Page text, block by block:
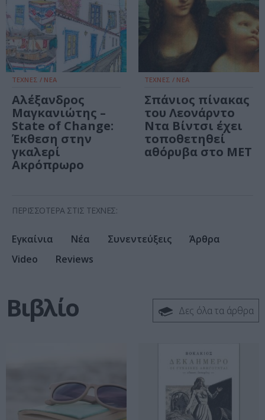
ΤΕΧΝΕΣ / ΝΕΑ
Αλέξανδρος
Μαγκανιώτης –
State of Change:
Έκθεση στην
γκαλερί
Ακρόπρωρο
ΤΕΧΝΕΣ / ΝΕΑ
Σπάνιος πίνακας
του Λεονάρντο
Ντα Βίντσι έχει
τοποθετηθεί
αθόρυβα στο MET
ΠΕΡΙΣΣΟΤΕΡΑ ΣΤΙΣ TEXNΕΣ:
Εγκαίνια Νέα Συνεντεύξεις
Άρθρα
Video
Reviews
Βιβλίο Δες όλα τα άρθρα